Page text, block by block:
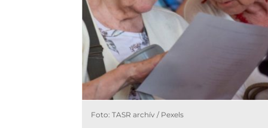
Foto: TASR archív / Pexels